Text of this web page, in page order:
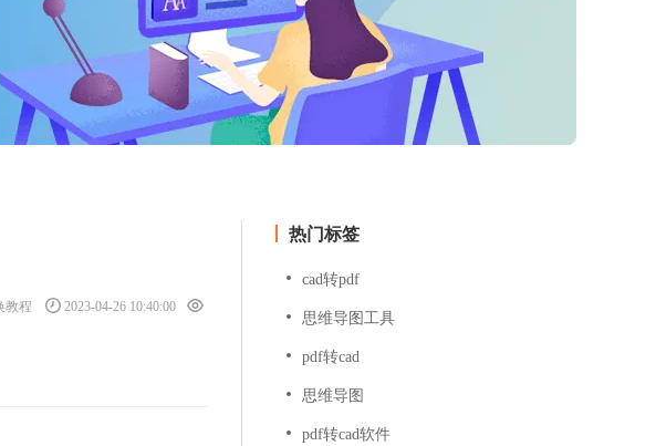
教程 2023-04-26 10:40:00
热门标签
cad转pdf
思维导图工具
pdf转cad
思维导图
pdf转cad软件